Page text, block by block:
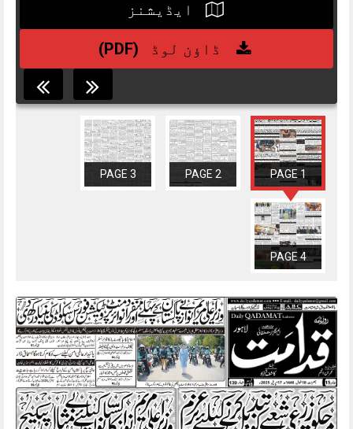
ایڈیشنز
ڈاؤن لوڈ (PDF)
PAGE 1
PAGE 2
PAGE 3
PAGE 4